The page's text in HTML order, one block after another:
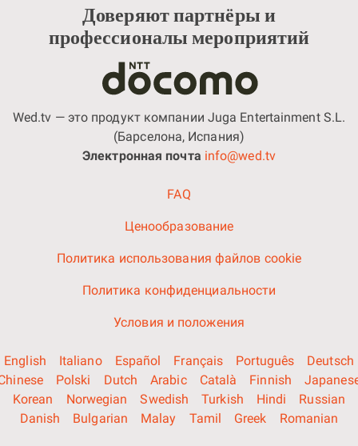
Доверяют партнёры и
профессионалы мероприятий
Wed.tv — это продукт компании Juga Entertainment S.L.
(Барселона, Испания)
Электронная почта info@wed.tv
FAQ
Ценообразование
Политика использования файлов cookie
Политика конфиденциальности
Условия и положения
English Italiano Español Français Português
Deutsch
Polski Dutch Arabic Català Finnish
Korean
Norwegian Swedish Turkish Hindi
Russian
Danish
Bulgarian Malay Tamil Greek Romanian